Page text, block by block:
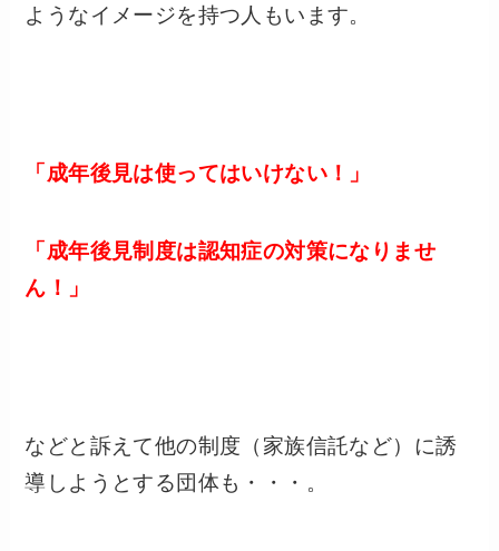
ようなイメージを持つ人もいます。
「成年後見は使ってはいけない！」
「成年後見制度は認知症の対策になりませ
ん！」
などと訴えて他の制度（家族信託など）に誘
導しようとする団体も・・・。